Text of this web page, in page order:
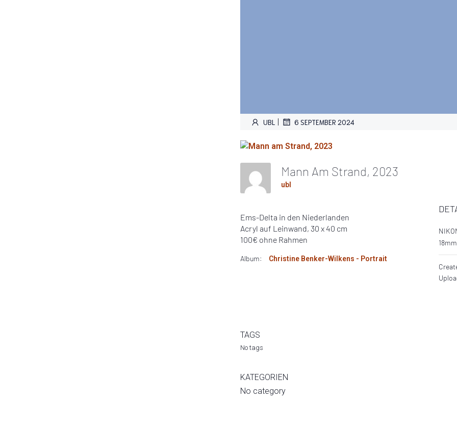
UBL 6 SEPTEMBER 2024
ubl
Ems-Delta in den Niederlanden
Acryl auf Leinwand, 30 x 40 cm
100€ ohne Rahmen
Album: Christine Benker-Wilkens - Portrait
18mm
TAGS
No tags
KATEGORIEN
No category